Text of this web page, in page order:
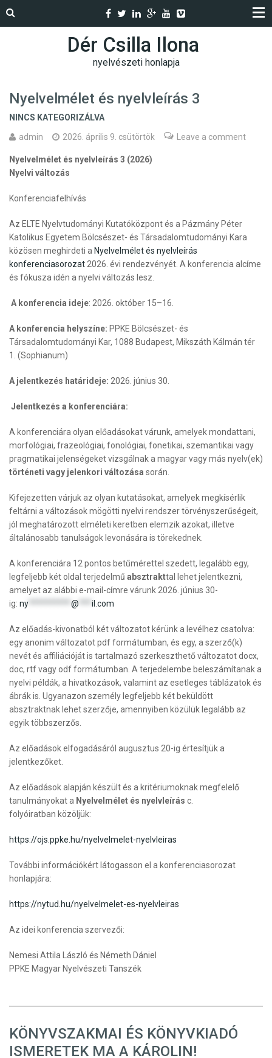
Dér Csilla Ilona
nyelvészeti honlapja
Nyelvelmélet és nyelvleírás 3
NINCS KATEGORIZÁLVA
admin
2026. április 9. csütörtök Leave a comment
Nyelvelmélet és nyelvleírás 3 (2026)
Nyelvi változás
Konferenciafelhívás
Az ELTE Nyelvtudományi Kutatóközpont és a Pázmány Péter
Katolikus Egyetem Bölcsészet- és Társadalomtudományi Kara
közösen meghirdeti a Nyelvelmélet és nyelvleírás
konferenciasorozat 2026. évi rendezvényét. A konferencia alcíme
és fókusza idén a nyelvi változás lesz.
A konferencia ideje: 2026. október 15–16.
A konferencia helyszíne: PPKE Bölcsészet- és
Társadalomtudományi Kar, 1088 Budapest, Mikszáth Kálmán tér
1. (Sophianum)
A jelentkezés határideje: 2026. június 30.
Jelentkezés a konferenciára:
A konferenciára olyan előadásokat várunk, amelyek mondattani,
morfológiai, frazeológiai, fonológiai, fonetikai, szemantikai vagy
pragmatikai jelenségeket vizsgálnak a magyar vagy más nyelv(ek)
történeti vagy jelenkori változása során.
Kifejezetten várjuk az olyan kutatásokat, amelyek megkísérlik
feltárni a változások mögötti nyelvi rendszer törvényszerűségeit,
jól meghatározott elméleti keretben elemzik azokat, illetve
általánosabb tanulságok levonására is törekednek.
A konferenciára 12 pontos betűmérettel szedett, legalább egy,
legfeljebb két oldal terjedelmű absztrakttal lehet jelentkezni,
amelyet az alábbi e-mail-címre várunk 2026. június 30-
ig: ny @ il.com
Az előadás-kivonatból két változatot kérünk a levélhez csatolva:
egy anonim változatot pdf formátumban, és egy, a szerző(k)
nevét és affiliációját is tartalmazó szerkeszthető változatot docx,
doc, rtf vagy odf formátumban. A terjedelembe beleszámítanak a
nyelvi példák, a hivatkozások, valamint az esetleges táblázatok és
ábrák is. Ugyanazon személy legfeljebb két beküldött
absztraktnak lehet szerzője, amennyiben közülük legalább az
egyik többszerzős.
Az előadások elfogadásáról augusztus 20-ig értesítjük a
jelentkezőket.
Az előadások alapján készült és a kritériumoknak megfelelő
tanulmányokat a Nyelvelmélet és nyelvleírás c.
folyóiratban közöljük:
https://ojs.ppke.hu/nyelvelmelet-nyelvleiras
További információkért látogasson el a konferenciasorozat
honlapjára:
https://nytud.hu/nyelvelmelet-es-nyelvleiras
Az idei konferencia szervezői:
Nemesi Attila László és Németh Dániel
PPKE Magyar Nyelvészeti Tanszék
KÖNYVSZAKMAI ÉS KÖNYVKIADÓ
ISMERETEK MA A KÁROLIN!